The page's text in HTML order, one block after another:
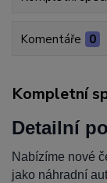
Komentáře 0
Kompletní
Detailní
Nabízíme nové
jako náhradní